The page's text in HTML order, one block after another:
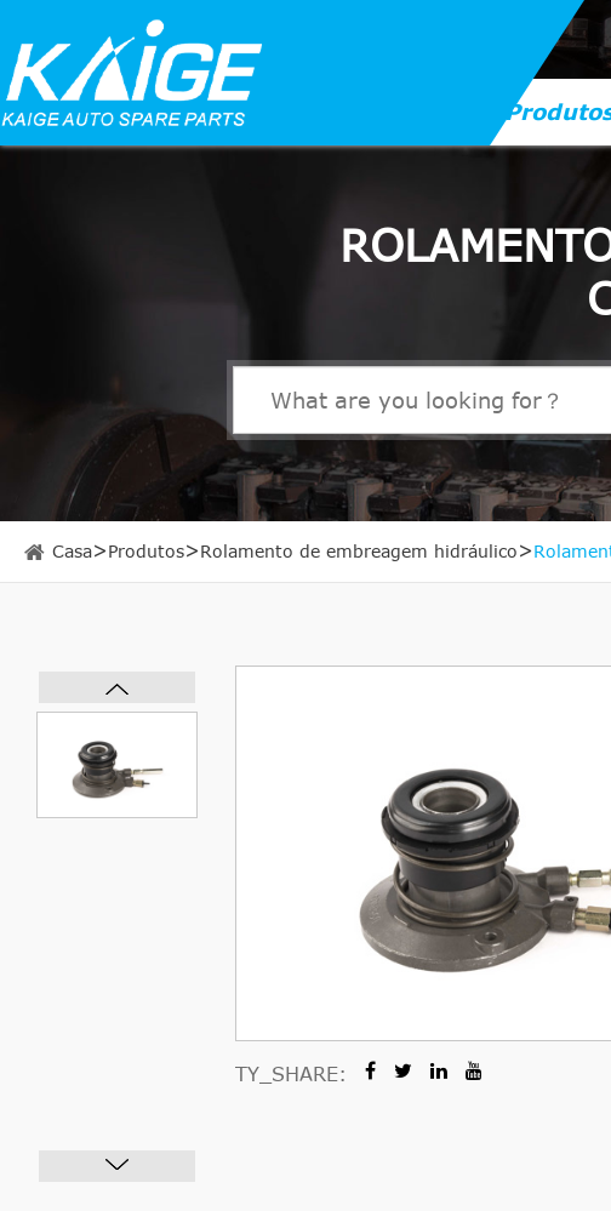
Casa Produtos Rolamento de embreagem hidráulico
TY_SHARE: